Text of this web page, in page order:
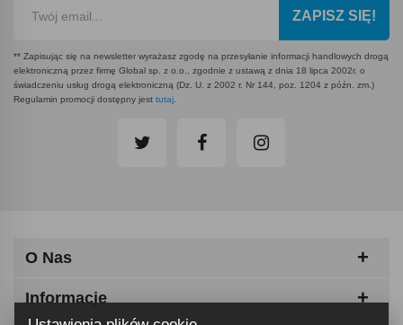
ZAPISZ SIĘ!
** Zapisując się na newsletter wyrażasz zgodę na przesyłanie informacji handlowych drogą
elektroniczną przez firmę Global sp. z o.o., zgodnie z ustawą z dnia 18 lipca 2002r. o
świadczeniu usług drogą elektroniczną (Dz. U. z 2002 r. Nr 144, poz. 1204 z późn. zm.)
Regulamin promocji dostępny jest tutaj.
O Nas
Informacje